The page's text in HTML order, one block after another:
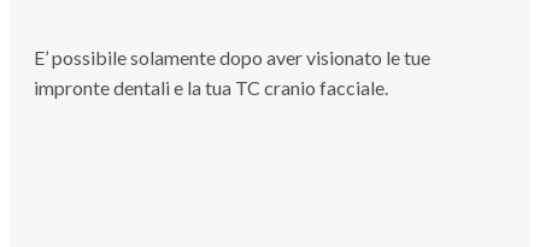
E’ possibile solamente dopo aver visionato le tue
impronte dentali e la tua TC cranio facciale.